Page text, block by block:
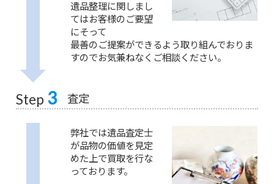
遺品整理に関しまし
てはお客様のご要望
にそって
最善のご提案ができるよう取り組んでおりま
すのでお気兼ねなくご相談ください。
Step 3 査定
弊社では遺品査定士
が品物の価値を見定
めた上で買取を行な
っております。